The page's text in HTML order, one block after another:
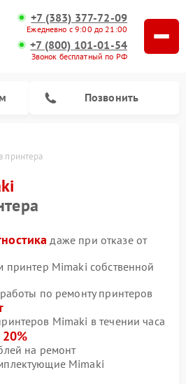
+7 (383) 377-72-09
Ежедневно с 9:00 до 21:00
+7 (800) 101-01-54
Звонок бесплатный по РФ
Позвонить
принтера
даже при отказе от
принтер Mimaki собственной
по ремонту принтеров
Mimaki в течении часа
20%
на ремонт
Mimaki